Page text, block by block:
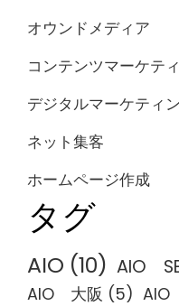
オウンドメディア
コンテンツマーケテ
デジタルマーケティ
ネット集客
ホームページ作成
タグ
AIO (10) AIO
AIO 大阪 (5)